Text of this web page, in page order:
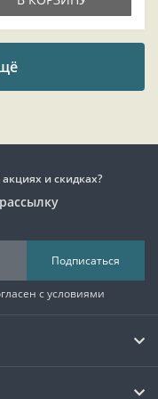
и скидках?
Подписаться
с условиями